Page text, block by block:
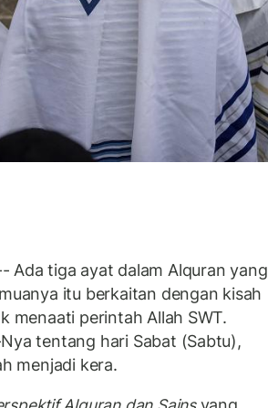
Ada tiga ayat dalam Alquran yang
itu berkaitan dengan kisah
menaati perintah Allah SWT.
tentang hari Sabat (Sabtu),
menjadi kera.